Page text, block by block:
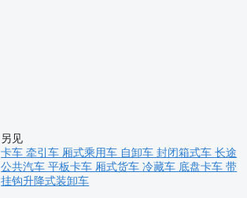
另见
卡车牵引车 厢式乘用车 自卸车封闭箱式车长途
公共汽车平板卡车 厢式货车冷藏车 底盘卡车带
挂钩升降式装卸车